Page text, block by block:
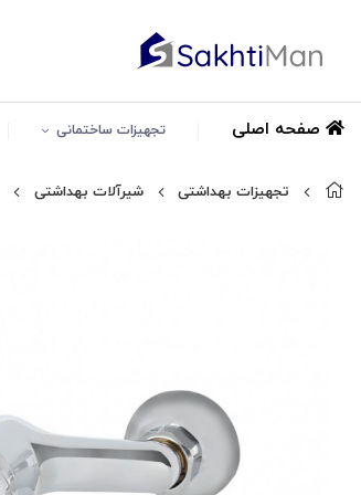
صفحه اصلی تجهیزات ساختمانی
تجهیزات بهداشتی شیرآلات بهداشتی